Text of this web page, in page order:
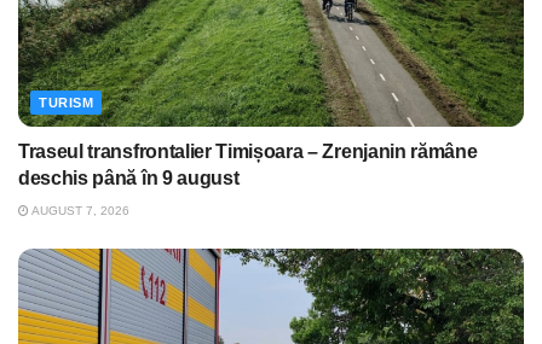
TURISM
Traseul transfrontalier Timișoara – Zrenjanin rămâne
deschis până în 9 august
AUGUST 7, 2026